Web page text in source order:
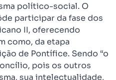
político-social. O
participar da fase dos
II, oferecendo
como, da etapa
de Pontífice. Sendo “o
pois os outros
sua intelectualidade,